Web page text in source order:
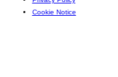
Cookie Notice